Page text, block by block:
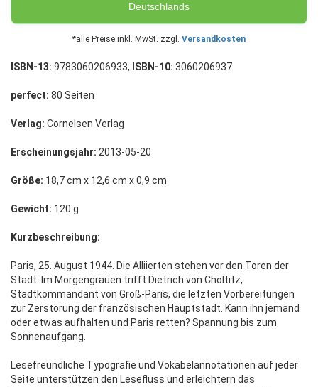
Deutschlands
*alle Preise inkl. MwSt. zzgl. Versandkosten
ISBN-13: 9783060206933, ISBN-10: 3060206937
perfect: 80 Seiten
Verlag: Cornelsen Verlag
Erscheinungsjahr: 2013-05-20
Größe: 18,7 cm x 12,6 cm x 0,9 cm
Gewicht: 120 g
Kurzbeschreibung:
Paris, 25. August 1944. Die Alliierten stehen vor den Toren der
Stadt. Im Morgengrauen trifft Dietrich von Choltitz,
Stadtkommandant von Groß-Paris, die letzten Vorbereitungen
zur Zerstörung der französischen Hauptstadt. Kann ihn jemand
oder etwas aufhalten und Paris retten? Spannung bis zum
Sonnenaufgang.
Lesefreundliche Typografie und Vokabelannotationen auf jeder
Seite unterstützen den Lesefluss und erleichtern das